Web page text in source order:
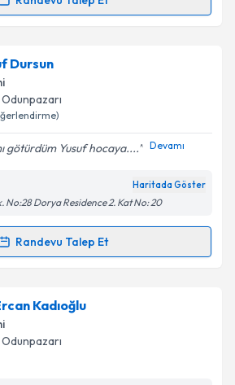
e-posta ile bilgilendireceğiz.
ve kişisel verilerimin belirtilen
işlenmesini kabul ediyorum.
Talebini Gönder
Dursun
Odunpazarı
götürdüm Yusuf hocaya.... Devamı
Haritada Göster
No:28 Dorya Residence 2. Kat No: 20
Randevu Talep Et
Talebi
için randevu takvimi talebi
uzmandan randevu almanız için bir
e-posta ile bilgilendireceğiz.
Kadıoğlu
Odunpazarı